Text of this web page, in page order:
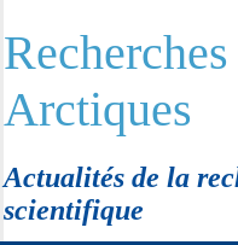
Recherches
Arctiques
Actualités de la
scientifique